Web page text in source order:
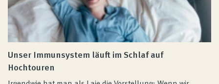
Unser Immunsystem läuft im Schlaf auf
Hochtouren